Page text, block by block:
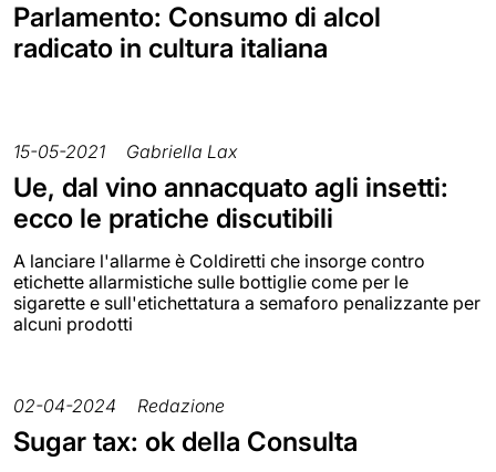
Parlamento: Consumo di alcol
radicato in cultura italiana
15-05-2021 Gabriella Lax
Ue, dal vino annacquato agli insetti:
ecco le pratiche discutibili
A lanciare l'allarme è Coldiretti che insorge contro
etichette allarmistiche sulle bottiglie come per le
sigarette e sull'etichettatura a semaforo penalizzante per
alcuni prodotti
02-04-2024 Redazione
Sugar tax: ok della Consulta